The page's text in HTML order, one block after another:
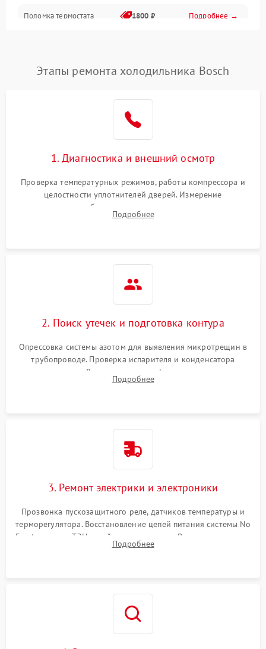
Поломка термостата 1800 ₽ Подробнее →
Поломка системы No Frost 2600 ₽ Подробнее →
работе
2000 ₽ Подробнее →
1000 ₽
1800 ₽
Этапы ремонта холодильника Bosch
1. Диагностика и внешний осмотр
Проверка температурных режимов, работы компрессора и
целостности уплотнителей дверей. Измерение
сопротивления обмоток мотора, проверка термостата и
считывание кодов ошибок с электронного дисплея.
Подробнее
2. Поиск утечек и подготовка контура
Опрессовка системы азотом для выявления микротрещин в
трубопроводе. Проверка испарителя и конденсатора
течеискателем. Демонтаж старого фильтра-осушителя и
продувка капиллярной трубки для устранения засоров.
Подробнее
3. Ремонт электрики и электроники
Прозвонка пускозащитного реле, датчиков температуры и
терморегулятора. Восстановление цепей питания системы No
Frost, включая ТЭН оттайки и вентилятор. Ремонт или замена
платы управления при сбоях алгоритмов.
Подробнее